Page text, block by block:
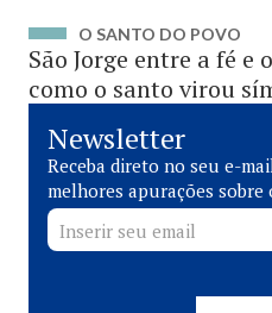
O SANTO DO POVO
São Jorge entre a fé
como o santo virou
Newsletter
Receba direto no seu e-
melhores apurações sobre